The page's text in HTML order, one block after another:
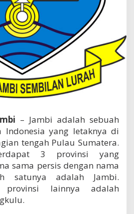
– Jambi adalah sebuah
Indonesia yang letaknya di
tengah Pulau Sumatera.
3 provinsi yang
sama persis dengan nama
satunya adalah Jambi.
provinsi lainnya adalah